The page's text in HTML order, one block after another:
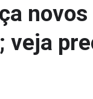
novos
veja